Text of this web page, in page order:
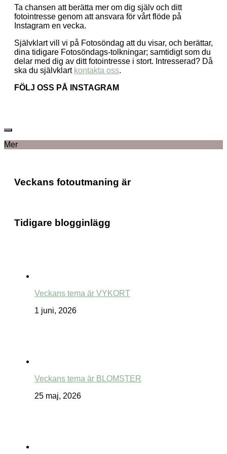
Ta chansen att berätta mer om dig själv och ditt
fotointresse genom att ansvara för vårt flöde på
Instagram en vecka.
Självklart vill vi på Fotosöndag att du visar, och berättar,
dina tidigare Fotosöndags-tolkningar; samtidigt som du
delar med dig av ditt fotointresse i stort. Intresserad? Då
ska du självklart kontakta oss.
FÖLJ OSS PÅ INSTAGRAM
Mer
Veckans fotoutmaning är
Tidigare blogginlägg
Veckans tema är VYKORT
1 juni, 2026
Veckans tema är BLOMSTER
25 maj, 2026